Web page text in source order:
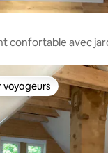
confortable avec
les plus